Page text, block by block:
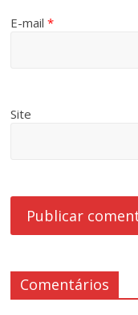
E-mail*
Site
Comentários